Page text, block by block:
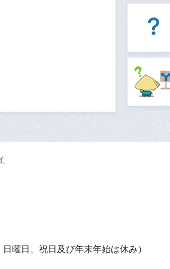
曜日、祝日及び年末年始は休み）